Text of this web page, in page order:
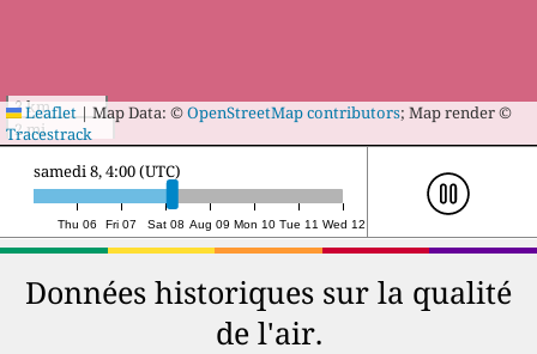
3 km
2 mi
Leaflet|Map Data: ©OpenStreetMap contributors; Map render ©
Tracestrack
Thu 06 Fri 07 Sat 08 Aug 09 Mon 10 Tue 11 Wed 12
dimanche 9, 1:00 (UTC)
Données historiques sur la qualité
de l'air.